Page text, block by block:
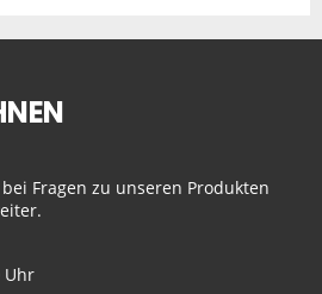
Fragen zu unseren Produkten
Uhr